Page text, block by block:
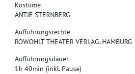
Kostüme
ANTJE STERNBERG
Aufführungsrechte
ROWOHLT THEATER VERLAG, HAMBURG
Aufführungsdauer
1h 40min (inkl. Pause)